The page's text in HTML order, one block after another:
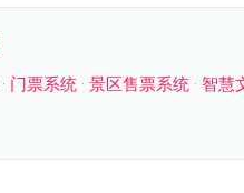
· 门票系统 · 景区售票系统 · 智慧